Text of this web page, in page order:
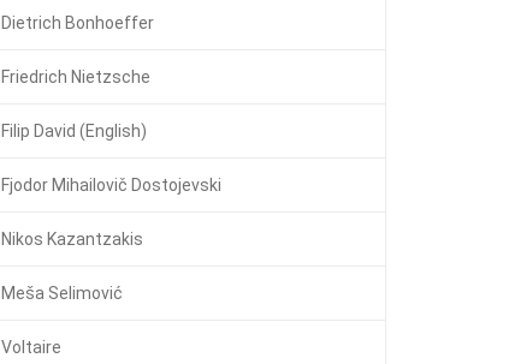
Dietrich Bonhoeffer
Friedrich Nietzsche
Filip David (English)
Fjodor Mihailovič Dostojevski
Nikos Kazantzakis
Meša Selimović
Voltaire